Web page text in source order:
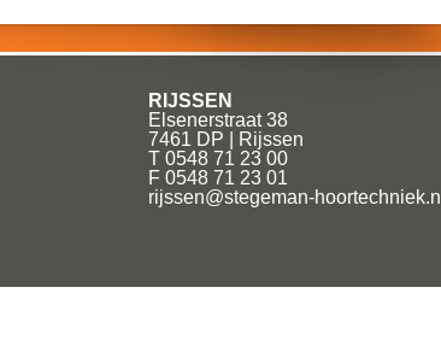
RIJSSEN
Elsenerstraat 38
7461 DP | Rijssen
T 0548 71 23 00
F 0548 71 23 01
rijssen@stegeman-hoortechniek.nl